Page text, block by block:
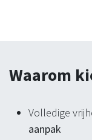
Waarom
Volledige
aanpak